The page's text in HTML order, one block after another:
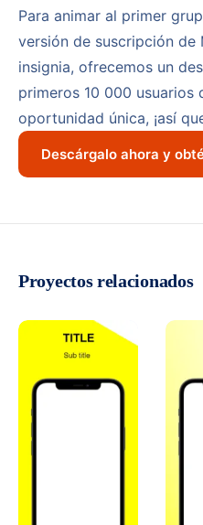
Para animar al primer
versión de suscripción de
insignia, ofrecemos un
primeros 10 000 usuarios
oportunidad única, ¡así
Descárgalo ahora y
Proyectos relacionados